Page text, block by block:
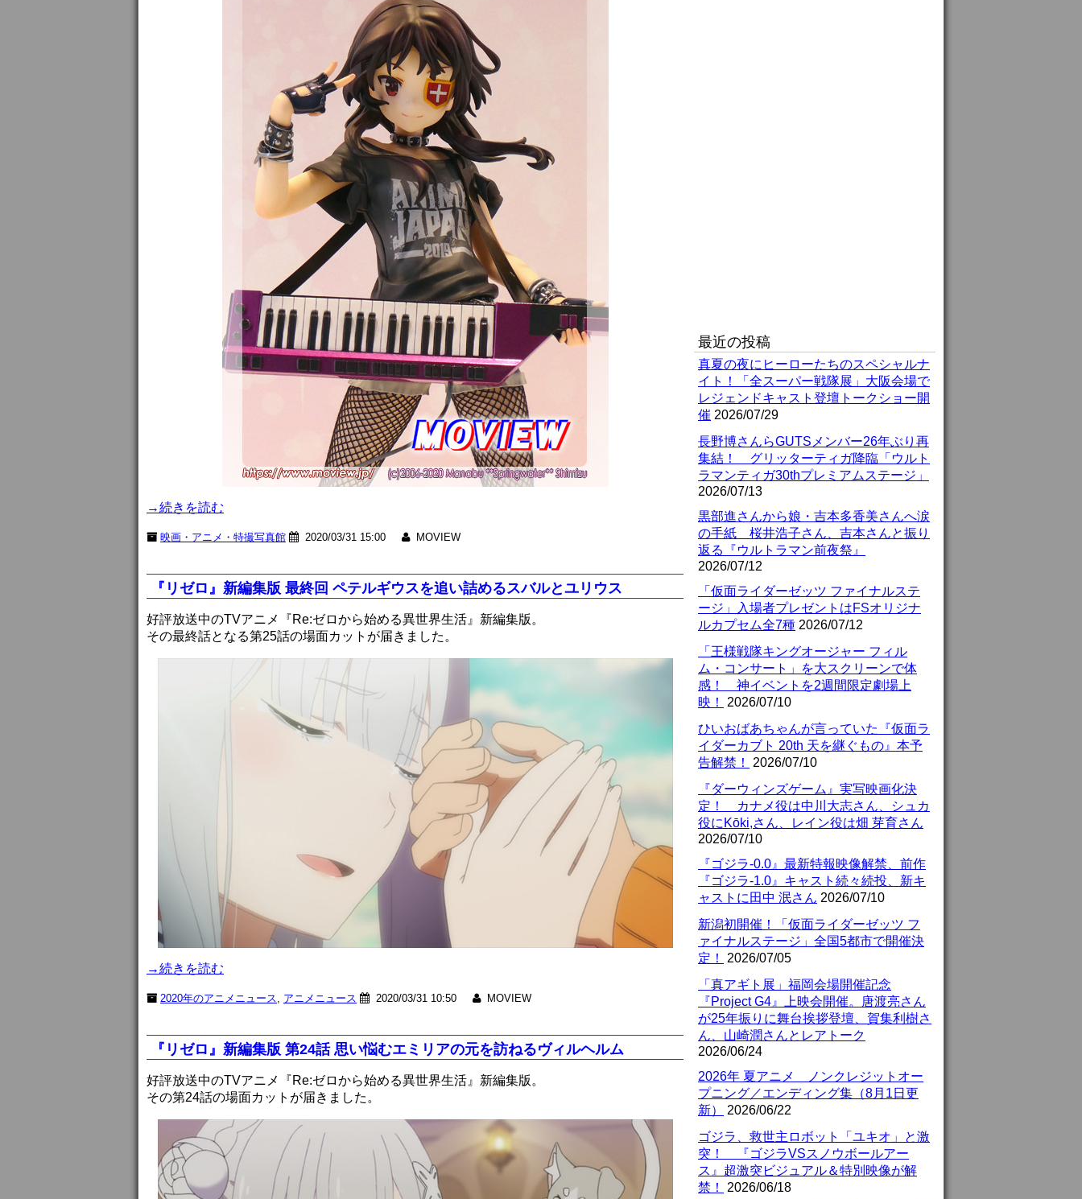
最近の投稿
真夏の夜にヒーローたちのスペシャルナ
イト！「全スーパー戦隊展」大阪会場で
レジェンドキャスト登壇トークショー開
催 2026/07/29
長野博さんらGUTSメンバー26年ぶり再
集結！ グリッターティガ降臨「ウルト
ラマンティガ30thプレミアムステージ」
2026/07/13
黒部進さんから娘・吉本多香美さんへ涙
の手紙 桜井浩子さん、吉本さんと振り
返る『ウルトラマン前夜祭』
2026/07/12
「仮面ライダーゼッツ ファイナルステ
ージ」入場者プレゼントはFSオリジナ
ルカプセム全7種 2026/07/12
「王様戦隊キングオージャー フィル
ム・コンサート」を大スクリーンで体
感！ 神イベントを2週間限定劇場上
映！
2026/07/10
ひいおばあちゃんが言っていた『仮面ラ
イダーカブト 20th 天を継ぐもの』本予
告解禁！
2026/07/10
『ダーウィンズゲーム』実写映画化決
定！ カナメ役は中川大志さん、シュカ
役にKōki,さん、レイン役は畑 芽育さん
2026/07/10
『ゴジラ-0.0』最新特報映像解禁、前作
『ゴジラ-1.0』キャスト続々続投、新キ
ャストに田中 泯さん 2026/07/10
新潟初開催！「仮面ライダーゼッツ フ
ァイナルステージ」全国5都市で開催決
定！
2026/07/05
「真アギト展」福岡会場開催記念
『Project G4』上映会開催。唐渡亮さん
が25年振りに舞台挨拶登壇、賀集利樹さ
ん、山崎潤さんとレアトーク
2026/06/24
2026年 夏アニメ ノンクレジットオー
プニング／エンディング集（8月1日更
新）
2026/06/22
ゴジラ、救世主ロボット「ユキオ」と激
突！ 『ゴジラVSスノウボールアー
ス』超激突ビジュアル＆特別映像が解
禁！
2026/06/18
→続きを読む
映画・アニメ・特撮写真館 2020/03/31 15:00 MOVIEW
『リゼロ』新編集版 最終回 ペテルギウスを追い詰めるスバルとユリウス
好評放送中のTVアニメ『Re:ゼロから始める異世界生活』新編集版。
その最終話となる第25話の場面カットが届きました。
→続きを読む
2020年のアニメニュース アニメニュース 2020/03/31 10:50 MOVIEW
『リゼロ』新編集版 第24話 思い悩むエミリアの元を訪ねるヴィルヘルム
好評放送中のTVアニメ『Re:ゼロから始める異世界生活』新編集版。
その第24話の場面カットが届きました。